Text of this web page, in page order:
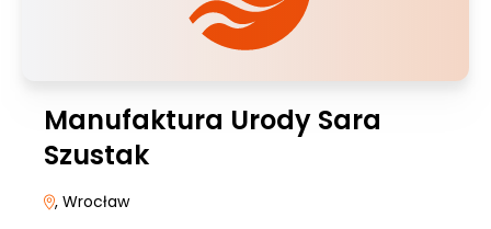
Manufaktura Urody Sara
Szustak
, Wrocław